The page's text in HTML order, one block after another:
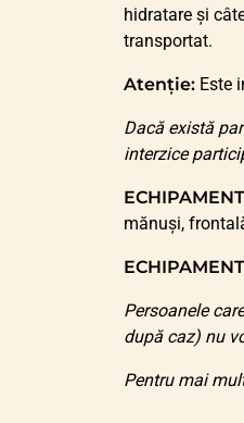
hidratare și
transportat.
Atenție: Este
Dacă există
interzice
mănuși,
Persoanele
după caz) nu
Pentru mai